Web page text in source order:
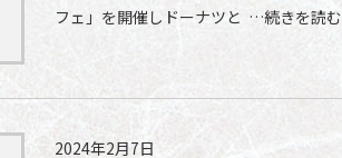
フェ」を開催しドーナツと …続きを読む
2024年2月7日